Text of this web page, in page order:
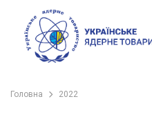
Головна 2022